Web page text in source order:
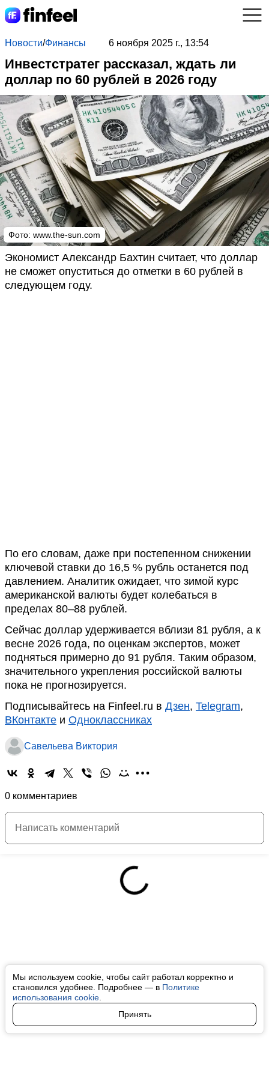
Мы используем cookie, чтобы сайт работал корректно и
становился удобнее. Подробнее — в Политике
использования cookie
Принять
Новости/Финансы 6 ноября 2025 г., 13:54
Инвестстратег рассказал, ждать ли
доллар по 60 рублей в 2026 году
Фото: www.the-sun.com
Экономист Александр Бахтин считает, что доллар
не сможет опуститься до отметки в 60 рублей в
следующем году.
По его словам, даже при постепенном снижении
ключевой ставки до 16,5 % рубль останется под
давлением. Аналитик ожидает, что зимой курс
американской валюты будет колебаться в
пределах 80–88 рублей.
Сейчас доллар удерживается вблизи 81 рубля, а к
весне 2026 года, по оценкам экспертов, может
подняться примерно до 91 рубля. Таким образом,
значительного укрепления российской валюты
пока не прогнозируется.
Подписывайтесь на Finfeel.ru в Дзен, Telegram,
ВКонтакте и Одноклассниках
Савельева Виктория
0 комментариев